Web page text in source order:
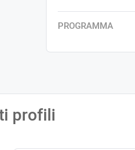
PROGRAMMA
profili